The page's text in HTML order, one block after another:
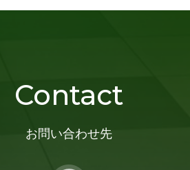
Contact
お問い合わせ先